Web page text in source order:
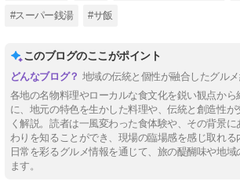
#スーパー銭湯 #サ飯
このブログのここがポイント
地域の伝統と個性が融合したグル
各地の名物料理やローカルな食文化を鋭い観点から
に、地元の特色を生かした料理や、伝統と創造性が
く解説。読者は一風変わった食体験や、その背景
わりを知ることができ、現場の臨場感を感じ取れる
日常を彩るグルメ情報を通じて、旅の醍醐味や地
ます。